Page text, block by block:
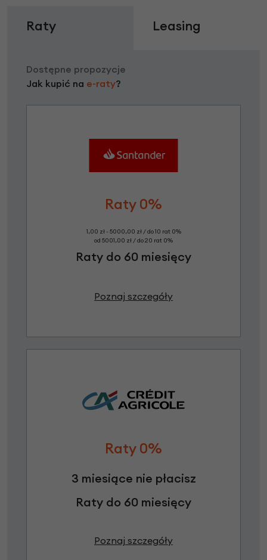
Raty Leasing
Dostępne propozycje
Jak kupić na e-raty?
Raty 0%
1,00 zł - 5000,00 zł / do 10 rat 0%
od 5001,00 zł / do 20 rat 0%
Raty do 60 miesięcy
Poznaj szczegóły
Raty 0%
3 miesiące nie płacisz
Raty do 60 miesięcy
Poznaj szczegóły